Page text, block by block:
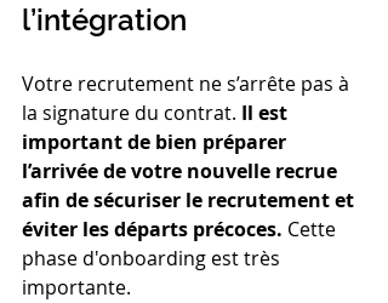
l’intégration
Votre recrutement ne s’arrête pas à
la signature du contrat. Il est
important de bien préparer
l’arrivée de votre nouvelle recrue
afin de sécuriser le recrutement et
éviter les départs précoces. Cette
phase d'onboarding est très
importante.